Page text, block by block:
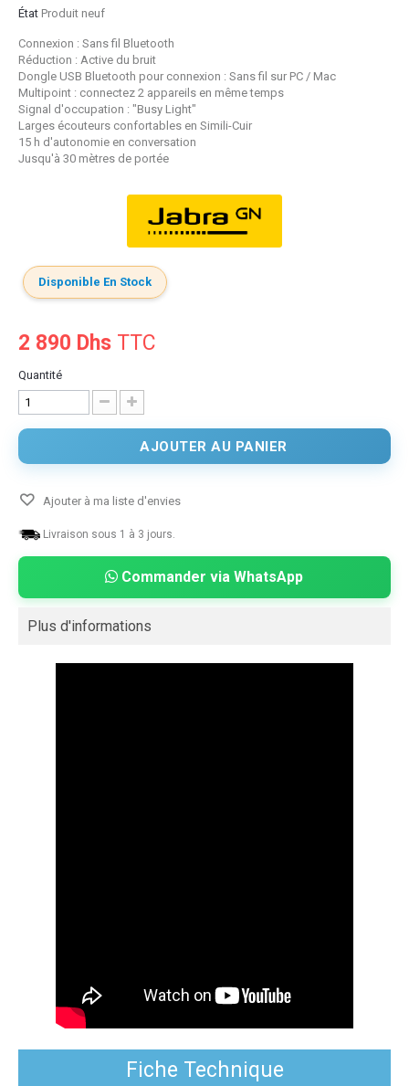
État Produit neuf
Connexion : Sans fil Bluetooth
Réduction : Active du bruit
Dongle USB Bluetooth pour connexion : Sans fil sur PC / Mac
Multipoint : connectez 2 appareils en même temps
Signal d'occupation : "Busy Light"
Larges écouteurs confortables en Simili-Cuir
15 h d'autonomie en conversation
Jusqu'à 30 mètres de portée
Disponible En Stock
2 890 Dhs TTC
Quantité
AJOUTER AU PANIER
Ajouter à ma liste d'envies
Livraison sous 1 à 3 jours.
Commander via WhatsApp
Plus d'informations
Fiche Technique